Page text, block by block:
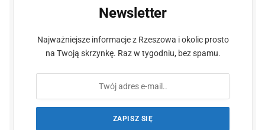
Newsletter
Najważniejsze informacje z Rzeszowa i okolic prosto
na Twoją skrzynkę. Raz w tygodniu, bez spamu.